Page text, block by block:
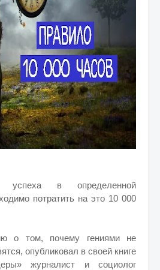
успеха в определенной
потратить на это 10 000
о том, почему гениями не
опубликовал в своей книге
журналист и социолог